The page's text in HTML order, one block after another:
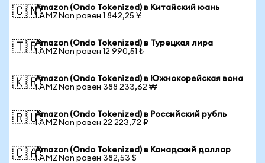
🇨🇳Amazon (Ondo Tokenized) в Китайский юань
1 AMZNon равен 1 842,25 ¥
🇹🇷Amazon (Ondo Tokenized) в Турецкая лира
1 AMZNon равен 12 990,51 ₺
🇰🇷Amazon (Ondo Tokenized) в Южнокорейская вона
1 AMZNon равен 388 233,62 ₩
🇷🇺Amazon (Ondo Tokenized) в Российский рубль
1 AMZNon равен 22 223,72 ₽
🇨🇦Amazon (Ondo Tokenized) в Канадский доллар
1 AMZNon равен 382,53 $